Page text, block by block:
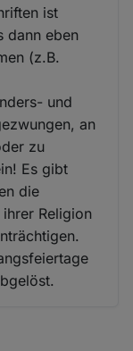
ist
dann eben
(z.B.
und
an
zu
Es gibt
die
Religion